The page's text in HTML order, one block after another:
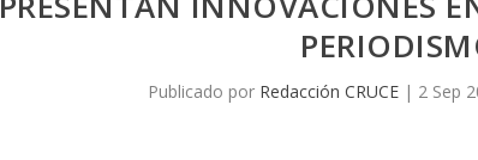
Publicado por Redacción CRUCE | 2 Sep